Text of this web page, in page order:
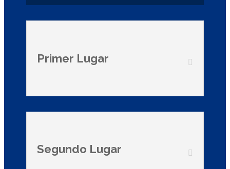
Primer Lugar
Segundo Lugar